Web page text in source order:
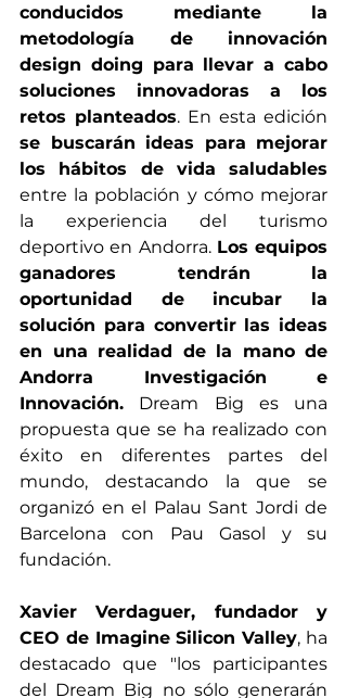
conducidos mediante la
metodología de innovación
design doing para llevar a cabo
soluciones innovadoras a los
retos planteados
se buscarán ideas para mejorar
los hábitos de vida saludables
entre la población y cómo mejorar
la experiencia del turismo
deportivo en Andorra. Los equipos
ganadores tendrán la
oportunidad de incubar la
solución para convertir las ideas
en una realidad de la mano de
Andorra Investigación e
Innovación. Dream Big es una
propuesta que se ha realizado con
éxito en diferentes partes del
mundo, destacando la que se
organizó en el Palau Sant Jordi de
Barcelona con Pau Gasol y su
fundación.
Xavier Verdaguer, fundador y
CEO de Imagine Silicon Valley, ha
destacado que "los participantes
del Dream Big no sólo generarán